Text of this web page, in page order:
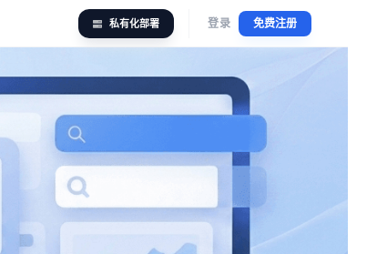
私有化部署 您的数据，由您掌控
登录 免费注册